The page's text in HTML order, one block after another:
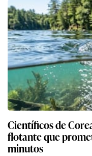
Científicos de
flotante que
minutos